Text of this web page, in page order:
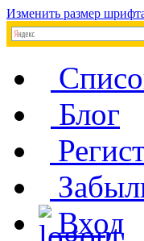
Изменить размер
Блог
Вход